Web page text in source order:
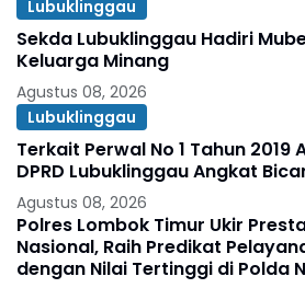
Lubuklinggau
Sekda Lubuklinggau Hadiri
Keluarga Minang
Agustus 08, 2026
Lubuklinggau
Terkait Perwal No 1 Tahun 2019
DPRD Lubuklinggau Angkat
Agustus 08, 2026
Polres Lombok Timur Ukir
Nasional, Raih Predikat
dengan Nilai Tertinggi di Polda